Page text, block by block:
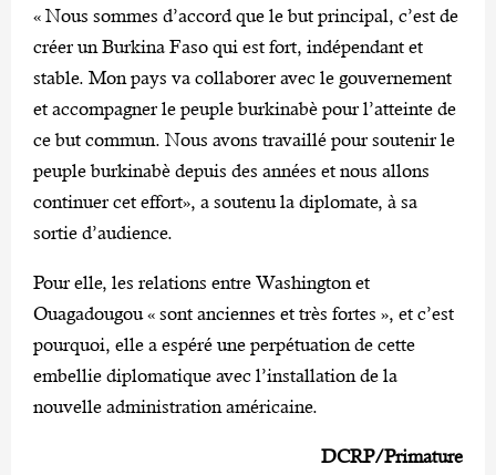
« Nous sommes d’accord que le but principal, c’est de
créer un Burkina Faso qui est fort, indépendant et
stable. Mon pays va collaborer avec le gouvernement
et accompagner le peuple burkinabè pour l’atteinte de
ce but commun. Nous avons travaillé pour soutenir le
peuple burkinabè depuis des années et nous allons
continuer cet effort», a soutenu la diplomate, à sa
sortie d’audience.
Pour elle, les relations entre Washington et
Ouagadougou « sont anciennes et très fortes », et c’est
pourquoi, elle a espéré une perpétuation de cette
embellie diplomatique avec l’installation de la
nouvelle administration américaine.
DCRP/Primature